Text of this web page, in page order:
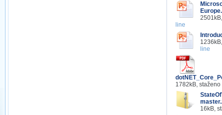
line
line
1782kB,
16kB,